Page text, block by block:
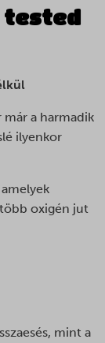
tested
már a harmadik
ilyenkor
oxigén jut
mint a